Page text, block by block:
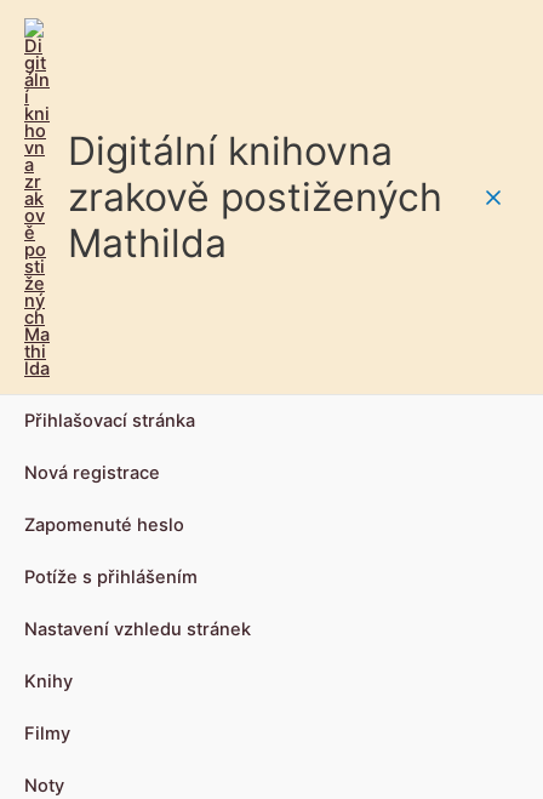
Digitální knihovna
zrakově postižených
Mathilda
Přihlašovací stránka
Nová registrace
Zapomenuté heslo
Potíže s přihlášením
Nastavení vzhledu stránek
Knihy
Filmy
Noty